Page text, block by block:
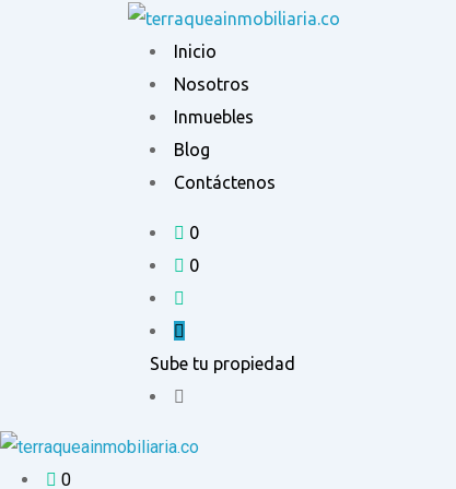
Inicio
Nosotros
Inmuebles
Blog
Contáctenos
0
0
Sube tu propiedad
0